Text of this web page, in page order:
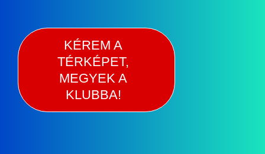
KÉREM A
TÉRKÉPET,
MEGYEK A
KLUBBA!